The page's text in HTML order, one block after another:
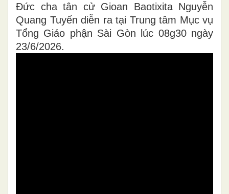
Đức cha tân cử Gioan Baotixita Nguyễn
Quang Tuyến diễn ra tại Trung tâm Mục vụ
Tổng Giáo phận Sài Gòn lúc 08g30 ngày
23/6/2026.